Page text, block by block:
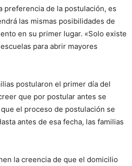
preferencia de la postulación, es
las mismas posibilidades de
en su primer lugar. «Solo existe
para abrir mayores
postularon el primer día del
que por postular antes se
el proceso de postulación se
antes de esa fecha, las familias
la creencia de que el domicilio